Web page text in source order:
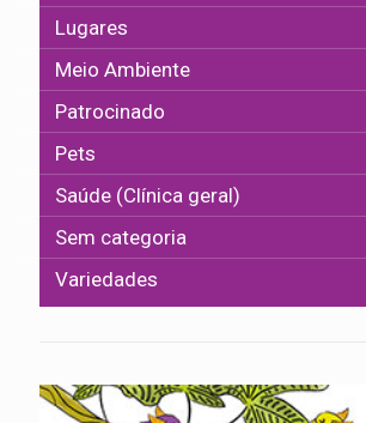
Lugares
Meio Ambiente
Patrocinado
Pets
Saúde (Clínica geral)
Sem categoria
Variedades